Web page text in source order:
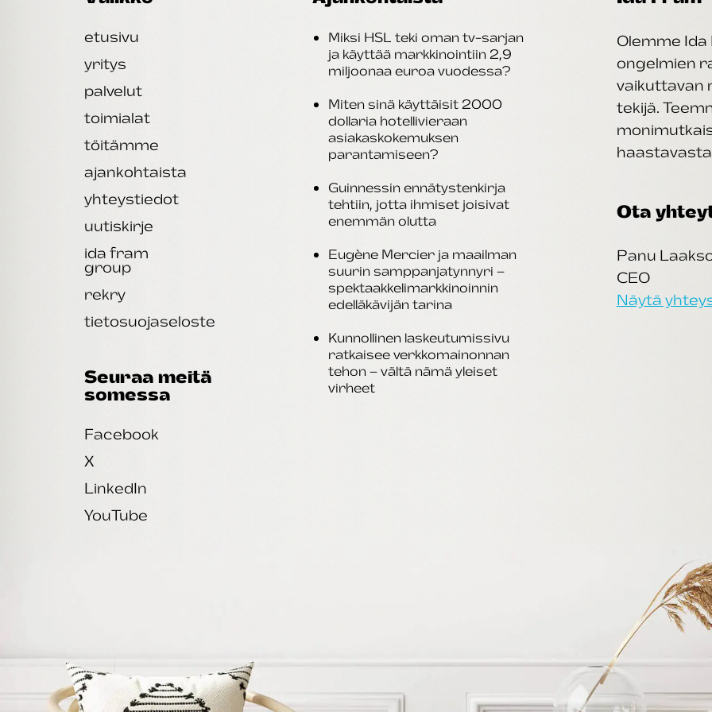
etusivu
yritys
palvelut
toimialat
töitämme
ajankohtaista
yhteystiedot
uutiskirje
ida fram
group
rekry
tietosuojaseloste
Seuraa meitä
somessa
Facebook
X
LinkedIn
YouTube
Miksi HSL teki oman tv-sarjan
ja käyttää markkinointiin 2,9
miljoonaa euroa vuodessa?
Miten sinä käyttäisit 2000
dollaria hotellivieraan
asiakaskokemuksen
parantamiseen?
Guinnessin ennätystenkirja
tehtiin, jotta ihmiset joisivat
enemmän olutta
Eugène Mercier ja maailman
suurin samppanjatynnyri –
spektaakkelimarkkinoinnin
edelläkävijän tarina
Kunnollinen laskeutumissivu
ratkaisee verkkomainonnan
tehon – vältä nämä yleiset
virheet
Olemme Ida
ongelmien
vaikuttavan
tekijä.
Ota
Panu
CEO
Näytä